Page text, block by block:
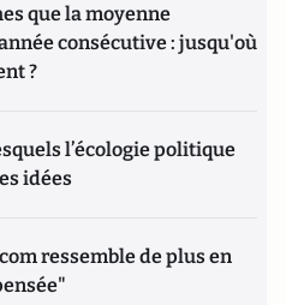
que la moyenne
consécutive : jusqu'où
?
l’écologie politique
idées
ressemble de plus en